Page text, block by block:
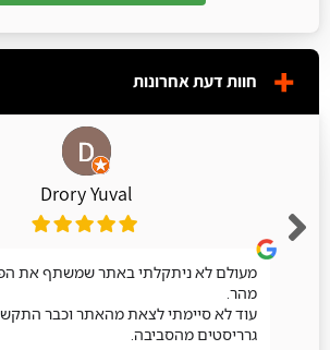
חוות דעת אחרונות
Drory Yuval
מעולם לא ניתקלתי באתר שמשתף את
מהר.
עוד לא סיימתי לצאת מהאתר וכבר
גרריסטים מהסביבה.